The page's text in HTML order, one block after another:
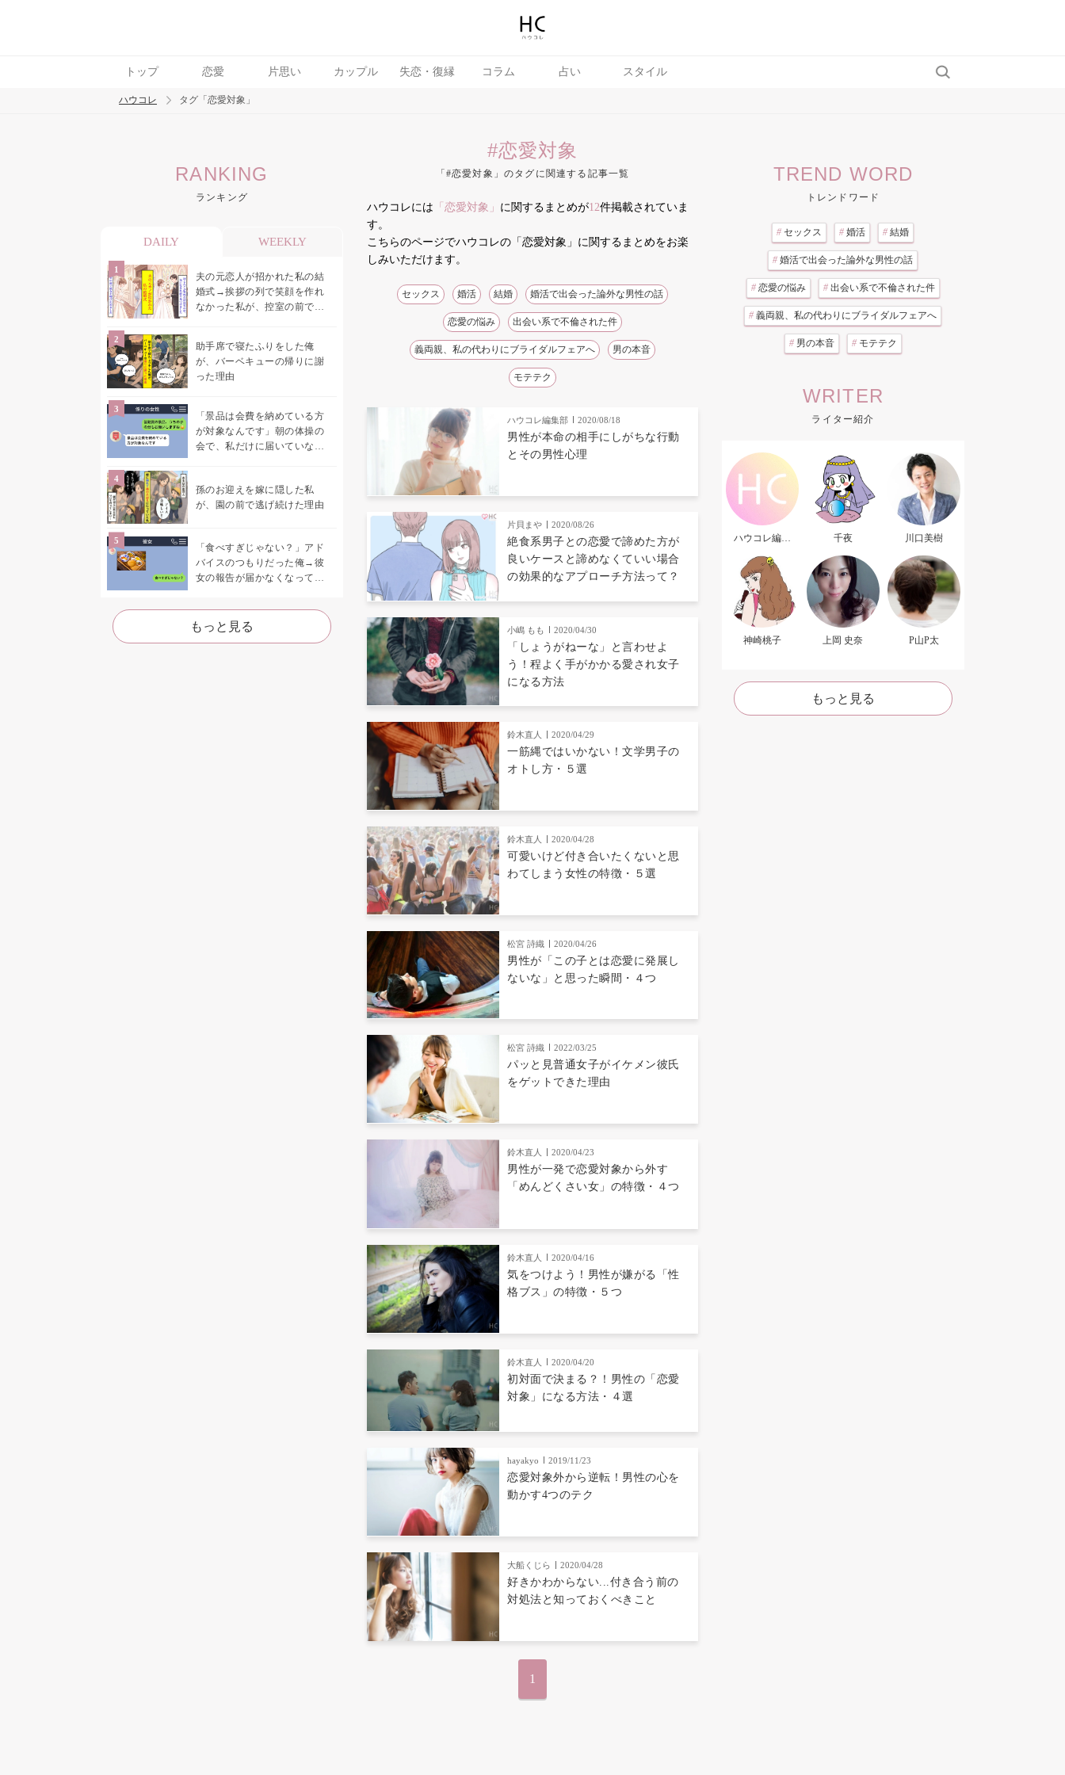
トップ 恋愛 片思い カップル 失恋・復縁 コラム 占い スタイル
トレンド ワード
モテテク 婚活
ハウコレ タグ「恋愛対象」
RANKING
ランキング
DAILY WEEKLY
夫の元恋人が招かれた私の結
婚式→挨拶の列で笑顔を作れ
なかった私が、控室の前で彼
助手席で寝たふりをした俺
が、バーベキューの帰りに謝
った理由
「景品は会費を納めている方
が対象なんです」朝の体操の
会で、私だけに届いていなか
孫のお迎えを嫁に隠した私
が、園の前で逃げ続けた理由
「食べすぎじゃない？」アド
バイスのつもりだった俺→彼
女の報告が届かなくなって、
た
もっと見る
#恋愛対象
「#恋愛対象」のタグに関連する記事一覧
ハウコレには 「恋愛対象」 に関するまとめが12件掲載されていま
す。
こちらのページでハウコレの「恋愛対象」に関するまとめをお楽
しみいただけます。
セックス 婚活 結婚 婚活で出会った論外な男性の話
恋愛の悩み 出会い系で不倫された件
義両親、私の代わりにブライダルフェアへ 男の本音
モテテク
ハウコレ編集部 2020/08/18
男性が本命の相手にしがちな行動
とその男性心理
片貝まや 2020/08/26
絶食系男子との恋愛で諦めた方が
良いケースと諦めなくていい場合
の効果的なアプローチ方法って？
小嶋 もも 2020/04/30
「しょうがねーな」と言わせよ
う！程よく手がかかる愛され女子
になる方法
鈴木直人 2020/04/29
一筋縄ではいかない！文学男子の
オトし方・５選
鈴木直人 2020/04/28
可愛いけど付き合いたくないと思
わてしまう女性の特徴・５選
松宮 詩織 2020/04/26
男性が「この子とは恋愛に発展し
ないな」と思った瞬間・４つ
松宮 詩織 2022/03/25
パッと見普通女子がイケメン彼氏
をゲットできた理由
鈴木直人 2020/04/23
男性が一発で恋愛対象から外す
「めんどくさい女」の特徴・４つ
鈴木直人 2020/04/16
気をつけよう！男性が嫌がる「性
格ブス」の特徴・５つ
鈴木直人 2020/04/20
初対面で決まる？！男性の「恋愛
対象」になる方法・４選
hayakyo 2019/11/23
恋愛対象外から逆転！男性の心を
動かす4つのテク
大船くじら 2020/04/28
好きかわからない...付き合う前の
対処法と知っておくべきこと
1
TREND WORD
トレンドワード
# セックス # 婚活 # 結婚
# 婚活で出会った論外な男性の話
# 恋愛の悩み # 出会い系で不倫された件
# 義両親、私の代わりにブライダルフェアへ
# 男の本音 # モテテク
WRITER
ライター紹介
ハウコレ編集
千夜 川口美樹
神崎桃子 上岡 史奈 P山P太
もっと見る